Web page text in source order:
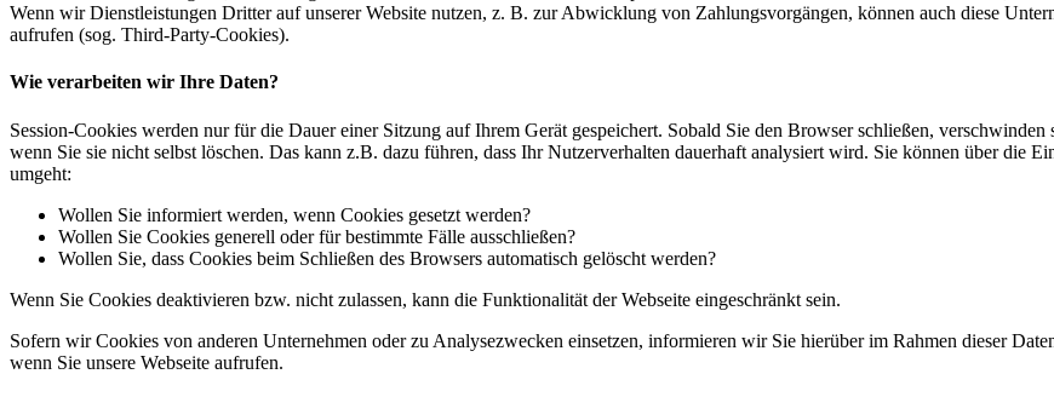
Wenn wir Dienstleistungen Dritter auf unserer Website nutzen, z. B. zur Abwicklung von Zahlungsvorgängen, können auch diese
aufrufen (sog. Third-Party-Cookies).
Wie verarbeiten wir Ihre Daten?
Session-Cookies werden nur für die Dauer einer Sitzung auf Ihrem Gerät gespeichert. Sobald Sie den Browser schließen,
wenn Sie sie nicht selbst löschen. Das kann z.B. dazu führen, dass Ihr Nutzerverhalten dauerhaft analysiert wird. Sie können über die
umgeht:
Wollen Sie informiert werden, wenn Cookies gesetzt werden?
Wollen Sie Cookies generell oder für bestimmte Fälle ausschließen?
Wollen Sie, dass Cookies beim Schließen des Browsers automatisch gelöscht werden?
Wenn Sie Cookies deaktivieren bzw. nicht zulassen, kann die Funktionalität der Webseite eingeschränkt sein.
Sofern wir Cookies von anderen Unternehmen oder zu Analysezwecken einsetzen, informieren wir Sie hierüber im Rahmen dieser
wenn Sie unsere Webseite aufrufen.